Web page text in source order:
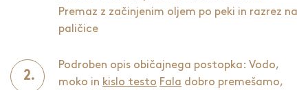
Premaz z začinjenim oljem po peki in razrez na
paličice
Podroben opis običajnega postopka: Vodo,
moko in kislo testo Fala dobro premešamo,